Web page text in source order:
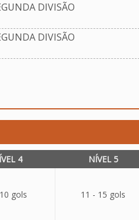
DIVISÃO
DIVISÃO
4 NÍVEL 5
gols 11 - 15 gols